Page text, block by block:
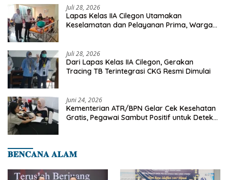
Juli 28, 2026
Lapas Kelas IIA Cilegon Utamakan
Keselamatan dan Pelayanan Prima, Warga
Juli 28, 2026
Dari Lapas Kelas IIA Cilegon, Gerakan
Tracing TB Terintegrasi CKG Resmi Dimulai
Juni 24, 2026
Kementerian ATR/BPN Gelar Cek Kesehatan
Gratis, Pegawai Sambut Positif untuk Deteksi
𝐁𝐄𝐍𝐂𝐀𝐍𝐀 𝐀𝐋𝐀𝐌